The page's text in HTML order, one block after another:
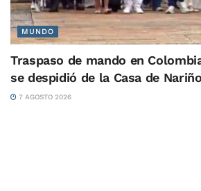
MUNDO
Traspaso de mando en
se despidió de la Casa de Nariño
7 AGOSTO 2026